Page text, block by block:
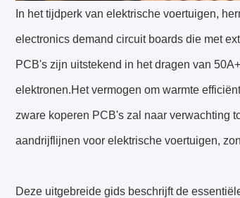
In het tijdperk van elektrische voertuigen,
electronics demand circuit boards die met
PCB's zijn uitstekend in het dragen van
elektronen.Het vermogen om warmte
zware koperen PCB's zal naar verwachting
aandrijflijnen voor elektrische voertuigen,
Deze uitgebreide gids beschrijft de